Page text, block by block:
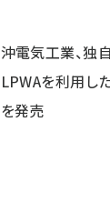
沖電気工業、独
LPWAを利用し
を発売